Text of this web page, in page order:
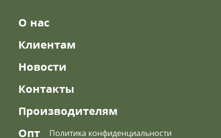
О нас
Клиентам
Новости
Контакты
Производителям
Опт
Политика конфиденциальности